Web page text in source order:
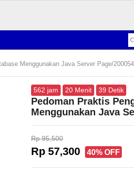
Menggunakan Java Server Page/
562 jam 20 Menit 38 Detik
Pedoman Praktis
Menggunakan Java
Rp 95,500
Rp 57,300 40% OFF